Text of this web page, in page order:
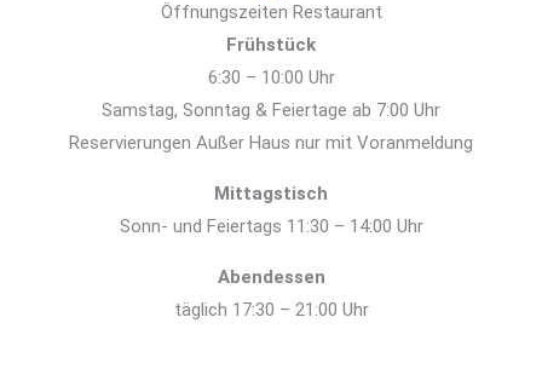
Öffnungszeiten Restaurant
Frühstück
6:30 – 10:00 Uhr
Samstag, Sonntag & Feiertage ab 7:00 Uhr
Reservierungen Außer Haus nur mit Voranmeldung
Mittagstisch
Sonn- und Feiertags 11:30 – 14:00 Uhr
Abendessen
täglich 17:30 – 21:00 Uhr